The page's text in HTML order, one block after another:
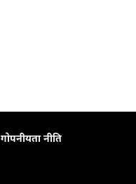
गोपनीयता नीति